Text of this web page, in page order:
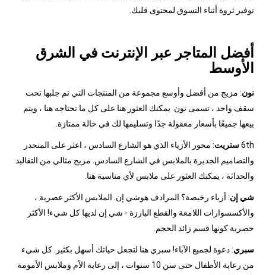
توفير ثروة أثناء التسوق لمحتوى قلبك.
أفضل المتاجر عبر الإنترنت في الشرق
الأوسط
نون: مزيج من أفضل وأوسع مجموعة من المنتجات التي تم جلبها تحت
سقف واحد ، تسمى نون. يمكنك العثور هنا على كل ما تحتاجه هنا ، ويتم
بيعها جميعًا بأسعار معقولة جدًا وتسليمها لك في حالة ممتازة.
6thستريت: محور الأزياء الذي هو الشارع السادس ، اعثر على المنحدر
والتصاميم الجديرة بالملابس في الشارع السادس. مزيج مثالي من التقاليد
والحداثة ، يمكنك العثور على ملابس لأي مناسبة هنا.
شي إن: أزياء رخيصة؟ المرادف هوشي إن. الملابس الأكثر عصرية ،
والأكسسوارات اللامعة والقطع البارزة - شي إن لديها كل شيء! الأكثر
حصرية كونها قسم زائد الحجم.
سبري: دعوة لجميع الآباء! سبري هنا لتجعل حياتك أسهل بكثير. كل شيء
من رعاية الأطفال حتى سن 10 سنوات ، إلى رعاية الأم وملابس الأمومة